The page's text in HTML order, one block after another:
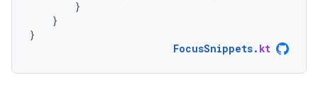
}
}
}
FocusSnippets. kt